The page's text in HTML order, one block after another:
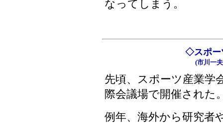
なってしまう。
◇スポー
(市川一
先頃、スポーツ産業学
際会議場で開催された
例年、海外から研究者